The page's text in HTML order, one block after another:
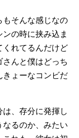
もそんな感じなの
の時に挟み込ま
くれてるんだけど
んと僕はどっち
きょーなコンビだ
、存分に発揮し
るのか、みたい